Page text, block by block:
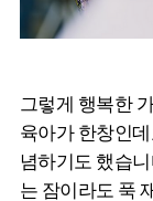
그렇게 행복한
육아가 한창인
념하기도 했습
는 잠이라도 푹